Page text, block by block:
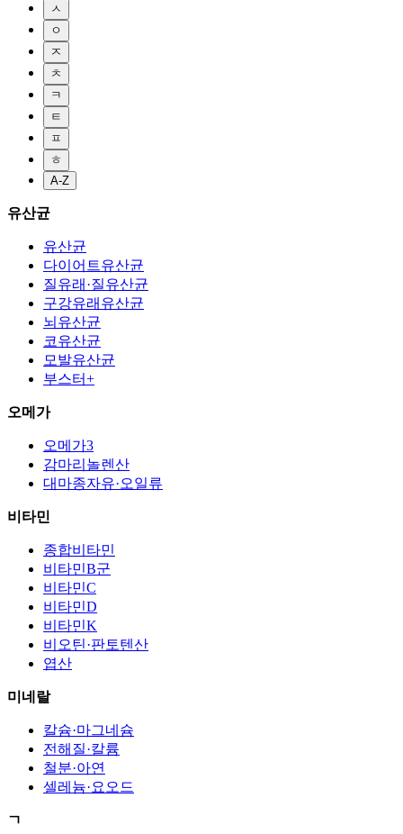
ㅅ
ㅇ
ㅈ
ㅊ
ㅋ
ㅌ
ㅍ
ㅎ
A-Z
유산균
유산균
다이어트유산균
질유래·질유산균
구강유래유산균
뇌유산균
코유산균
모발유산균
부스터+
오메가
오메가3
감마리놀렌산
대마종자유·오일류
비타민
종합비타민
비타민B군
비타민C
비타민D
비타민K
비오틴·판토텐산
엽산
미네랄
칼슘·마그네슘
전해질·칼륨
철분·아연
셀레늄·요오드
ㄱ